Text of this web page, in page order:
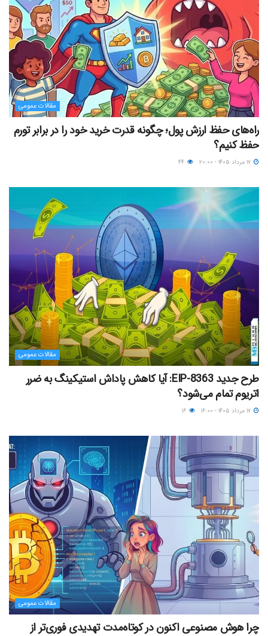
مقالات عمومی
راه‌های حفظ ارزش پول؛ چگونه قدرت خرید خود را در برابر تورم
حفظ کنیم؟
مقالات عمومی
طرح جدید EIP-8363: آیا کاهش پاداش استیکینگ به ضرر
اتریوم تمام می‌شود؟
مقالات عمومی
چرا هوش مصنوعی اکنون در کوتاه‌مدت تهدیدی فوری‌تر از